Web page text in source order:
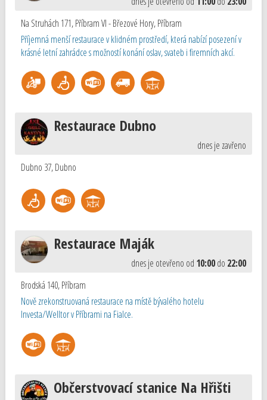
Na Struhách 171, Příbram VI - Březové Hory,Příbram
Příjemná menší restaurace v klidném prostředí, která nabízí posezení v
krásné letní zahrádce s možností konání oslav, svateb i firemních akcí.
Restaurace Dubno
dnes je zavřeno
Dubno 37,Dubno
Restaurace Maják
dnes je otevřeno od 10:00do 22:00
Brodská 140,Příbram
Nově zrekonstruovaná restaurace na místě bývalého hotelu
Investa/Welltor v Příbrami na Fialce.
Občerstvovací stanice Na Hřišti